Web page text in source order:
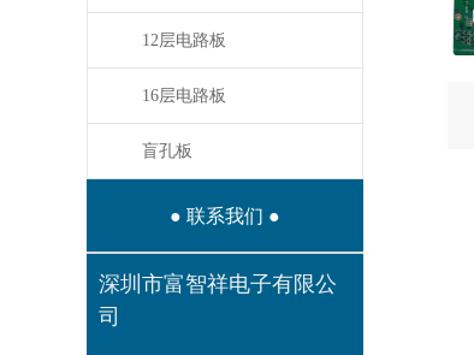
12层电路板
16层电路板
盲孔板
● 联系我们 ●
深圳市富智祥电子有限公
司